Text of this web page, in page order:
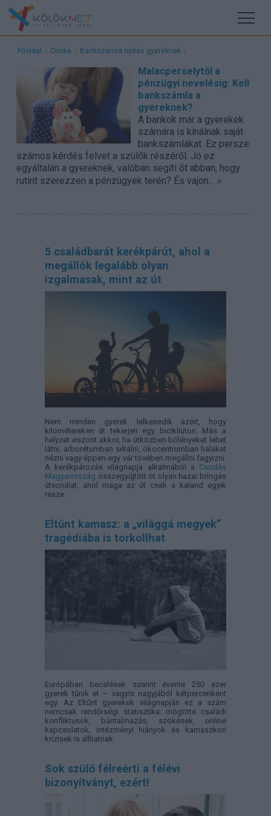
Főoldal › Címke › Bankszámla nyitás gyereknek ›
Malacperselytől a
pénzügyi nevelésig: Kell
bankszámla a
gyereknek?
A bankok már a gyerekek
számára is kínálnak saját
bankszámlákat. Ez persze
számos kérdés felvet a szülők részéről. Jó ez
egyáltalán a gyereknek, valóban segíti őt abban, hogy
rutint szerezzen a pénzügyek terén? És vajon... »
5 családbarát kerékpárút, ahol a
megállók legalább olyan
izgalmasak, mint az út
Nem minden gyerek lelkesedik azért, hogy
kilométereken át tekerjen egy bicikliúton. Más a
helyzet viszont akkor, ha útközben bölényeket lehet
látni, arborétumban sétálni, ökocentrumban halakat
nézni vagy éppen egy vár tövében megállni fagyizni.
A kerékpározás világnapja alkalmából a Csodás
Magyarország összegyűjtött öt olyan hazai bringás
útvonalat, ahol maga az út csak a kaland egyik
része.
Eltűnt kamasz: a „világgá megyek”
tragédiába is torkollhat
Európában becslések szerint évente 250 ezer
gyerek tűnik el – vagyis nagyjából kétpercenként
egy. Az Eltűnt gyerekek világnapján ez a szám
nemcsak rendőrségi statisztika: mögötte családi
konfliktusok, bántalmazás, szökések, online
kapcsolatok, intézményi hiányok és kamaszkori
krízisek is állhatnak.
Sok szülő félreérti a félévi
bizonyítványt, ezért!